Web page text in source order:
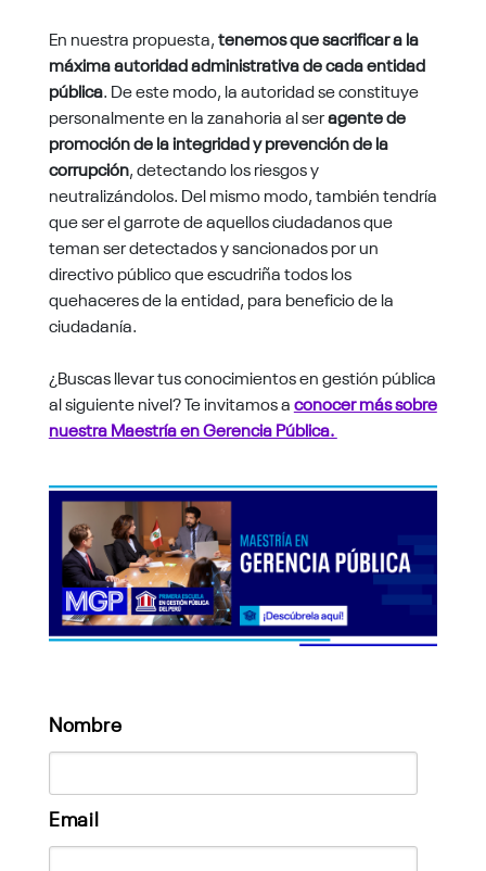
En nuestra propuesta,tenemos que sacrificar a la
máxima autoridad administrativa de cada entidad
pública. De este modo, la autoridad se constituye
personalmente en la zanahoria al seragente de
promoción de la integridad y prevención de la
corrupción, detectando los riesgos y
neutralizándolos. Del mismo modo, también tendría
que ser el garrote de aquellos ciudadanos que
teman ser detectados y sancionados por un
directivo público que escudriña todos los
quehaceres de la entidad, para beneficio de la
ciudadanía.
¿Buscas llevar tus conocimientos en gestión pública
al siguiente nivel? Te invitamos aconocer más sobre
nuestra Maestría en Gerencia Pública.
Nombre
Email